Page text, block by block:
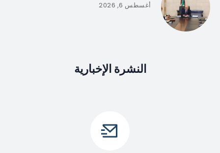
أغسطس 6, 2026
النشرة الإخبارية